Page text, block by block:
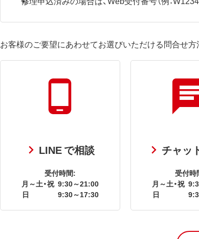
お客様のご要望にあわせてお選びいただける問合せ方
LINE で相談
受付時間:
月～土・祝 9:30～21:00
日
9:30～17:30
チャッ
受付時
月～土・祝
日